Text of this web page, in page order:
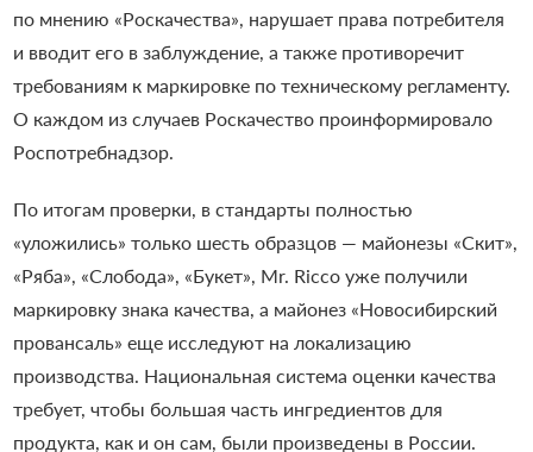
по мнению «Роскачества», нарушает права потребителя
и вводит его в заблуждение, а также противоречит
требованиям к маркировке по техническому регламенту.
О каждом из случаев Роскачество проинформировало
Роспотребнадзор.
По итогам проверки, в стандарты полностью
«уложились» только шесть образцов — майонезы «Скит»,
«Ряба», «Слобода», «Букет», Mr. Ricco уже получили
маркировку знака качества, а майонез «Новосибирский
провансаль» еще исследуют на локализацию
производства. Национальная система оценки качества
требует, чтобы большая часть ингредиентов для
продукта, как и он сам, были произведены в России.